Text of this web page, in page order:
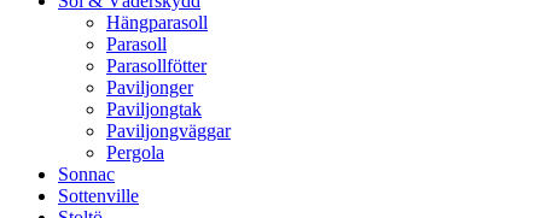
Hängparasoll
Parasoll
Parasollfötter
Paviljonger
Paviljongtak
Paviljongväggar
Pergola
Sonnac
Sottenville